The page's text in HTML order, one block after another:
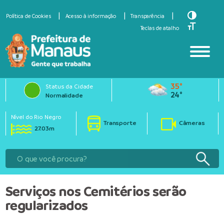
Política de Cookies Acesso à informação
Transparência
Teclas de atalho
Toggle
Toggle
Status da Cidade
Normalidade
35°
24°
Nível do Rio Negro
27.03m
Transporte Câmeras
Serviços nos Cemitérios serão
regularizados